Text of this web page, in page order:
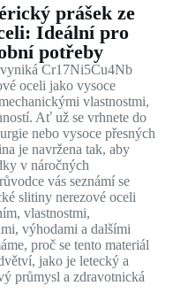
prášek ze
Ideální pro
potřeby
Cr17Ni5Cu4Nb
oceli jako vysoce
vlastnostmi,
Ať už se vrhnete do
nebo vysoce přesných
je navržena tak, aby
v náročných
vás seznámí se
slitiny nerezové oceli
vlastnostmi,
výhodami a dalšími
proč se tento materiál
jako je letecký a
průmysl a zdravotnická